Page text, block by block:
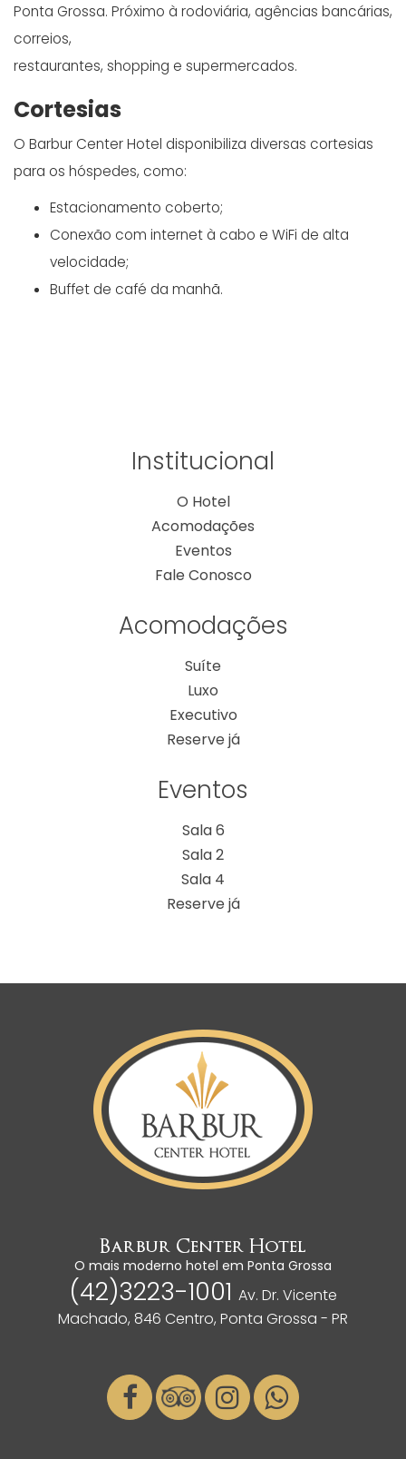
Ponta Grossa. Próximo à rodoviária, agências bancárias,
correios,
restaurantes, shopping e supermercados.
Cortesias
O Barbur Center Hotel disponibiliza diversas cortesias
para os hóspedes, como:
Estacionamento coberto;
Conexão com internet à cabo e WiFi de alta
velocidade;
Buffet de café da manhã.
Institucional
O Hotel
Acomodações
Eventos
Fale Conosco
Acomodações
Suíte
Luxo
Executivo
Reserve já
Eventos
Sala 6
Sala 2
Sala 4
Reserve já
Barbur Center Hotel
O mais moderno hotel em Ponta Grossa
(42)3223-1001 Av. Dr. Vicente
Machado, 846 Centro, Ponta Grossa - PR